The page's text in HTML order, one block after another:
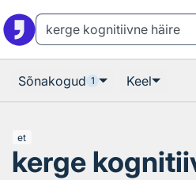
Sõnakogud 1 Keel
et
kerge